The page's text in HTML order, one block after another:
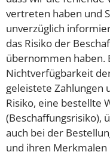
vertreten haben und
unverzüglich
das Risiko der
übernommen haben.
Nichtverfügbarkeit
geleistete Zahlungen
Risiko, eine bestellte
(Beschaffungsrisiko),
auch bei der
und ihren